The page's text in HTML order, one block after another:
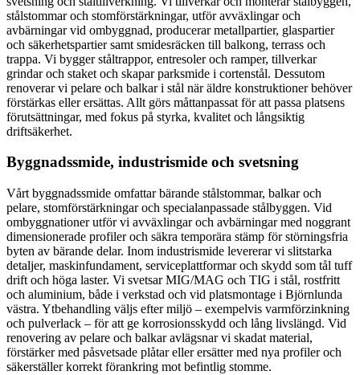
stålstommar och stomförstärkningar, utför avväxlingar och
avbärningar vid ombyggnad, producerar metallpartier, glaspartier
och säkerhetspartier samt smidesräcken till balkong, terrass och
trappa. Vi bygger ståltrappor, entresoler och ramper, tillverkar
grindar och staket och skapar parksmide i cortenstål. Dessutom
renoverar vi pelare och balkar i stål när äldre konstruktioner behöver
förstärkas eller ersättas. Allt görs måttanpassat för att passa platsens
förutsättningar, med fokus på styrka, kvalitet och långsiktig
driftsäkerhet.
Byggnadssmide, industrismide och svetsning
Vårt byggnadssmide omfattar bärande stålstommar, balkar och
pelare, stomförstärkningar och specialanpassade stålbyggen. Vid
ombyggnationer utför vi avväxlingar och avbärningar med noggrant
dimensionerade profiler och säkra temporära stämp för störningsfria
byten av bärande delar. Inom industrismide levererar vi slitstarka
detaljer, maskinfundament, serviceplattformar och skydd som tål tuff
drift och höga laster. Vi svetsar MIG/MAG och TIG i stål, rostfritt
och aluminium, både i verkstad och vid platsmontage i Björnlunda
västra. Ytbehandling väljs efter miljö – exempelvis varmförzinkning
och pulverlack – för att ge korrosionsskydd och lång livslängd. Vid
renovering av pelare och balkar avlägsnar vi skadat material,
förstärker med påsvetsade plåtar eller ersätter med nya profiler och
säkerställer korrekt förankring mot befintlig stomme.